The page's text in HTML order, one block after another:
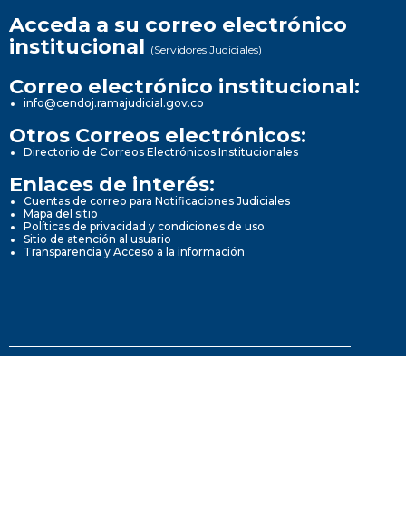
Acceda a su correo electrónico
institucional (Servidores Judiciales)
Correo electrónico institucional:
info@cendoj.ramajudicial.gov.co
Otros Correos electrónicos:
Directorio de Correos Electrónicos Institucionales
Enlaces de interés:
Cuentas de correo para Notificaciones Judiciales
Mapa del sitio
Políticas de privacidad y condiciones de uso
Sitio de atención al usuario
Transparencia y Acceso a la información